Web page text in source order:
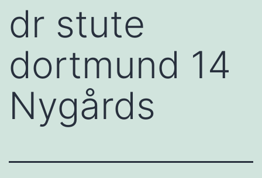
dr stute
dortmund 14
Nygårds